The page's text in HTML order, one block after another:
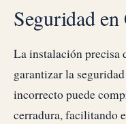
Seguridad en
La instalación precisa
garantizar la
incorrecto puede
cerradura, facilitando